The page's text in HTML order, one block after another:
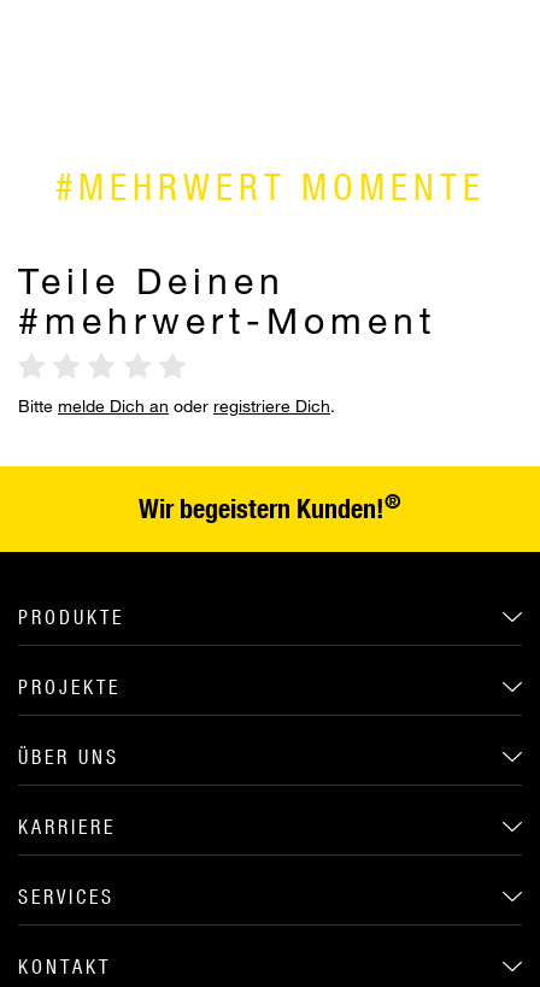
#MEHRWERT MOMENTE
Teile Deinen
#mehrwert-Moment
Bitte melde Dich an oder registriere Dich.
Wir begeistern Kunden!®
PRODUKTE
PROJEKTE
ÜBER UNS
KARRIERE
SERVICES
KONTAKT